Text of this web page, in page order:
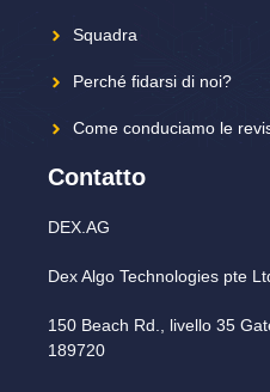
Squadra
Perché fidarsi di noi?
Come conduciamo le
Contatto
DEX.AG
Dex Algo Technologies pte
150 Beach Rd., livello 35
189720